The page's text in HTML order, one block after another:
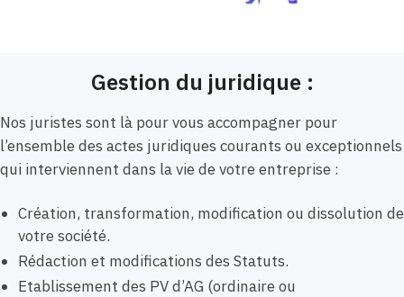
Gestion du juridique :
Nos juristes sont là pour vous accompagner pour
l’ensemble des actes juridiques courants ou exceptionnels
qui interviennent dans la vie de votre entreprise :
Création, transformation, modification ou dissolution de
votre société.
Rédaction et modifications des Statuts.
Etablissement des PV d’AG (ordinaire ou